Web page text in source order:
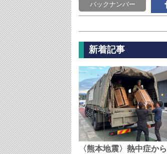
バックナンバー
新着記事
〈熊本地震〉熱中症か